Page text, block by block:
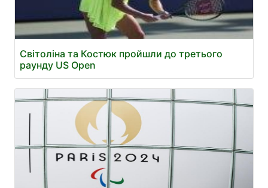
Світоліна та Костюк пройшли до третього
раунду US Open